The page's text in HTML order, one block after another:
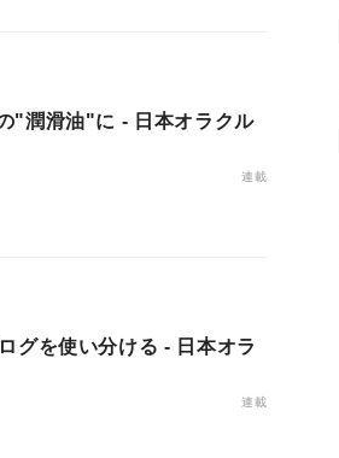
"潤滑油"に - 日本オラクル
連載
グを使い分ける - 日本オラ
連載